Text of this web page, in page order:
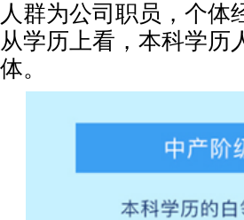
人群为公司职员，个体
从学历上看，本科学历
体。